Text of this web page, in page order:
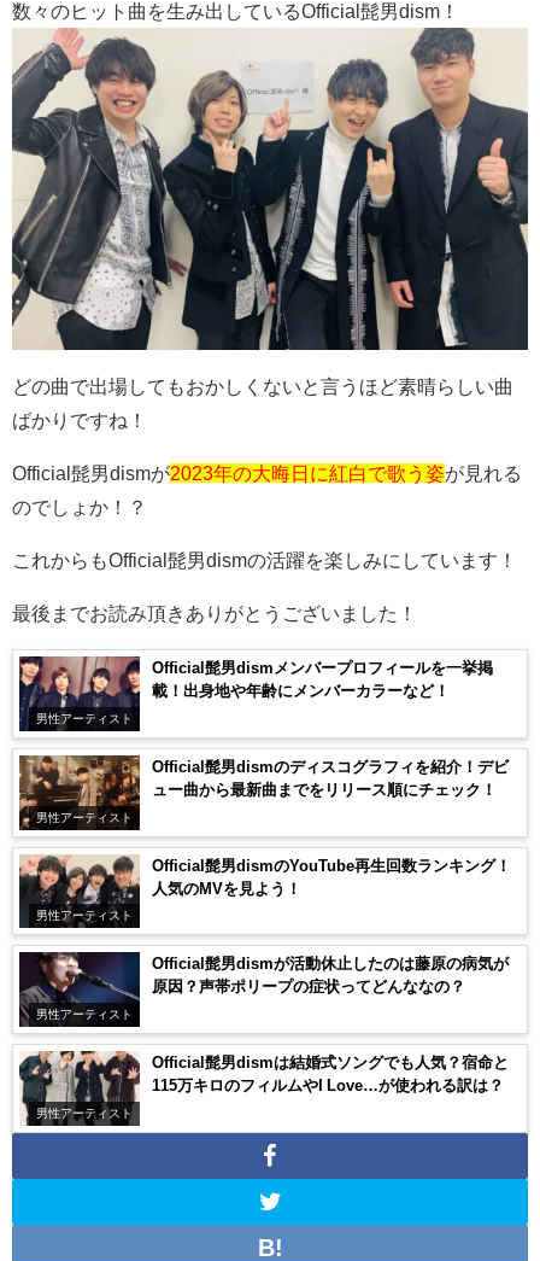
数々のヒット曲を生み出しているOfficial髭男dism！
どの曲で出場してもおかしくないと言うほど素晴らしい曲
ばかりですね！
Official髭男dismが2023年の大晦日に紅白で歌う姿が見れる
のでしょか！？
これからもOfficial髭男dismの活躍を楽しみにしています！
最後までお読み頂きありがとうございました！
男性アーティスト
Official髭男dismメンバープロフィールを一挙掲
載！出身地や年齢にメンバーカラーなど！
男性アーティスト
Official髭男dismのディスコグラフィを紹介！デビ
ュー曲から最新曲までをリリース順にチェック！
男性アーティスト
Official髭男dismのYouTube再生回数ランキング！
人気のMVを見よう！
男性アーティスト
Official髭男dismが活動休止したのは藤原の病気が
原因？声帯ポリープの症状ってどんななの？
男性アーティスト
Official髭男dismは結婚式ソングでも人気？宿命と
115万キロのフィルムやI Love…が使われる訳は？